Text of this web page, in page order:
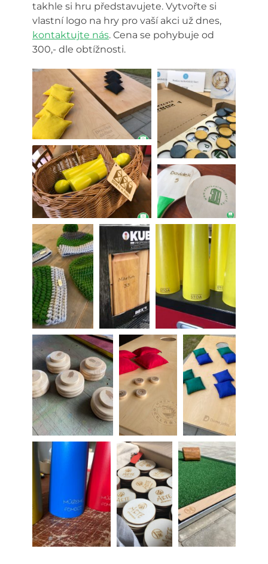
takhle si hru představujete. Vytvořte si
vlastní logo na hry pro vaší akci už dnes,
kontaktujte nás. Cena se pohybuje od
300,- dle obtížnosti.